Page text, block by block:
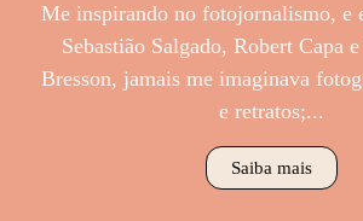
Me inspirando no fotojornalismo, e
Sebastião Salgado, Robert Capa
Bresson, jamais me imaginava
e retratos;...
Saiba mais